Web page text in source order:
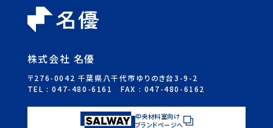
株式会社 名優
〒276-0042 千葉県八千代市ゆりのき台3-9-2
TEL :047-480-6161 FAX : 047-480-6162
中央材料室向け
ブランドページへ